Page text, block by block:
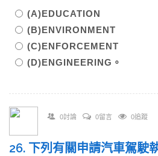
(A)EDUCATION
(B)ENVIRONMENT
(C)ENFORCEMENT
(D)ENGINEERING。
0討論 0留言 0追蹤
26. 下列有關申請汽車駕駛